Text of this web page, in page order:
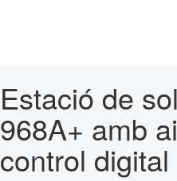
Estació de
968A+ amb
control digital